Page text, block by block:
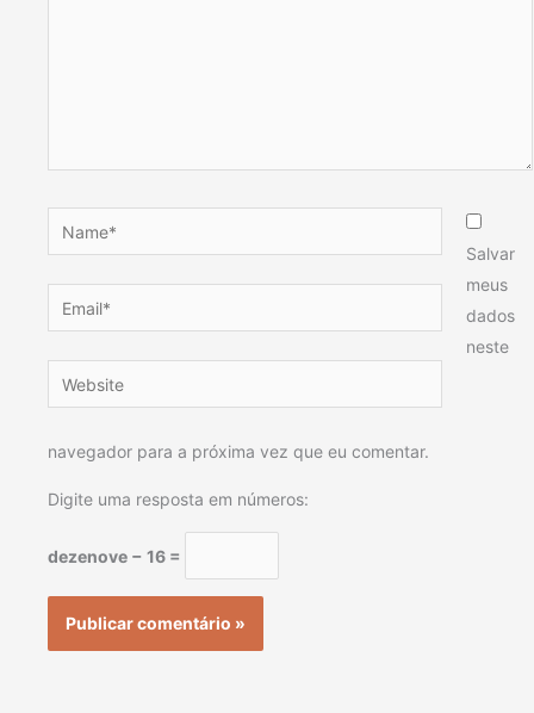
Email*
Website
Salvar
meus
dados
neste
navegador para a próxima vez que eu comentar.
Digite uma resposta em números:
dezenove − 16 =